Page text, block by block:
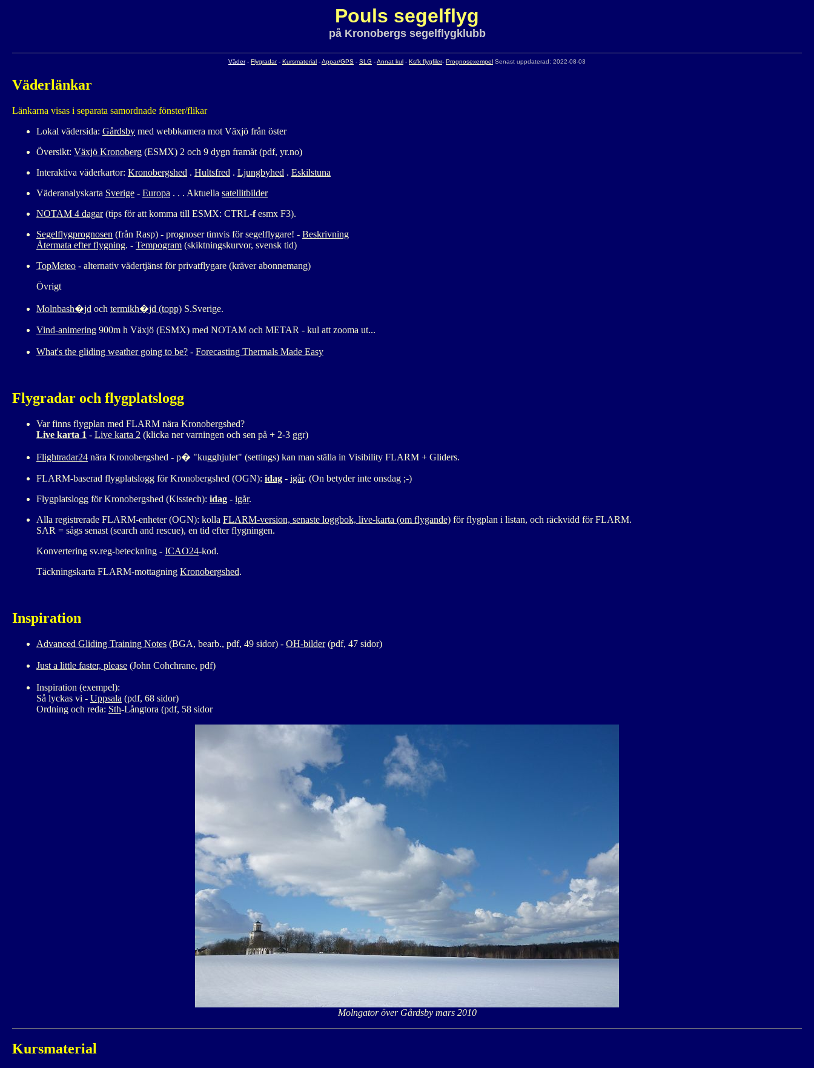
Pouls segelflyg
på Kronobergs segelflygklubb
Väder- Flygradar- Kursmaterial -Appar/GPS - SLG -Annat kul - Ksfk flygfiler- Prognosexempel Senast uppdaterad: 2022-08-03
Väderlänkar
Länkarna visas i separata samordnade fönster/flikar
Lokal vädersida: Gårdsby med webbkamera mot Växjö från öster
Översikt: Växjö Kronoberg (ESMX) 2 och 9 dygn framåt (pdf, yr.no)
Interaktiva väderkartor: Kronobergshed . Hultsfred . Ljungbyhed . Eskilstuna
Väderanalyskarta Sverige - Europa . . . Aktuella satellitbilder
NOTAM 4 dagar(tips för att komma till ESMX: CTRL-fesmx F3).
Segelflygprognosen (från Rasp) - prognoser timvis för segelflygare! - Beskrivning
Återmata efter flygning. - Tempogram (skiktningskurvor, svensk tid)
TopMeteo - alternativ vädertjänst för privatflygare (kräver abonnemang)
Övrigt
Molnbash�jd och termikh�jd (topp) S.Sverige.
Vind-animering 900m h Växjö (ESMX) med NOTAM och METAR - kul att zooma ut...
What's the gliding weather going to be? - Forecasting Thermals Made Easy
Flygradar och flygplatslogg
Var finns flygplan med FLARM nära Kronobergshed?
Live karta 1 - Live karta 2 (klicka ner varningen och sen på + 2-3 ggr)
Flightradar24 nära Kronobergshed - p� "kugghjulet" (settings) kan man ställa in Visibility FLARM + Gliders.
FLARM-baserad flygplatslogg för Kronobergshed (OGN): idag - igår. (On betyder inte onsdag ;-)
Flygplatslogg för Kronobergshed (Kisstech): idag - igår.
Alla registrerade FLARM-enheter (OGN): kolla FLARM-version, senaste loggbok, live-karta (om flygande) för flygplan i listan, och räckvidd för FLARM.
SAR = sågs senast (search and rescue), en tid efter flygningen.
Konvertering sv.reg-beteckning - ICAO24-kod.
Täckningskarta FLARM-mottagning Kronobergshed.
Inspiration
Advanced Gliding Training Notes (BGA, bearb., pdf, 49 sidor) - OH-bilder(pdf, 47 sidor)
Just a little faster, please (John Cohchrane, pdf)
Inspiration (exempel):
Så lyckas vi - Uppsala (pdf, 68 sidor)
Ordning och reda: Sth-Långtora (pdf, 58 sidor
Molngator över Gårdsby mars 2010
Kursmaterial